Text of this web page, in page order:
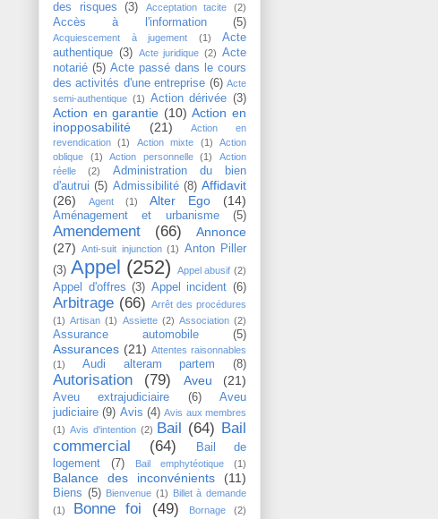
des risques
(3) Acceptation tacite (2)
Accès à l'information (5)
Acquiescement à jugement (1)
Acte
authentique (3) Acte juridique (2) Acte
notarié (5) Acte passé dans le cours
des activités d'une entreprise (6) Acte
semi-authentique (1) Action dérivée (3)
Action en garantie (10) Action en
inopposabilité
(21)
Action en
revendication
(1) Action mixte (1)
Action
oblique
(1) Action personnelle (1)
Action
réelle
(2)
Administration du bien
d'autrui (5) Admissibilité (8) Affidavit
(26)
Agent (1) Alter Ego (14)
Aménagement et urbanisme (5)
Amendement (66)
Annonce
(27)
Anti-suit injunction (1) Anton Piller
(3) Appel (252) Appel abusif (2)
Appel d'offres (3) Appel incident (6)
Arbitrage (66) Arrêt des procédures
(1) Artisan (1) Assiette (2) Association (2)
Assurance automobile (5)
Assurances (21) Attentes raisonnables
(1)
Audi alteram partem (8)
Autorisation (79) Aveu (21)
Aveu extrajudiciaire (6)
Aveu
judiciaire (9) Avis (4) Avis aux membres
(1) Avis d'intention (2) Bail (64) Bail
commercial
(64)
Bail de
logement
(7) Bail emphytéotique (1)
Balance des inconvénients (11)
Biens (5) Bienvenue (1)
Billet à demande
(1)
Bonne foi (49) Bornage (2)